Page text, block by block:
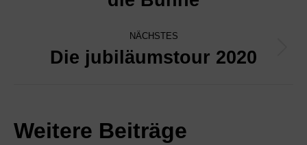
Beitrag:
NÄCHSTES
Nächster
Die jubiläumstour 2020
Weitere Beiträge